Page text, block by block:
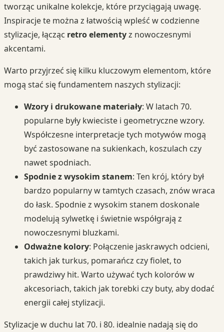
tworząc unikalne kolekcje, które przyciągają uwagę.
Inspiracje te można z łatwością wpleść w codzienne
stylizacje, łącząc retro elementyz nowoczesnymi
akcentami.
Warto przyjrzeć się kilku kluczowym elementom, które
mogą stać się fundamentem naszych stylizacji:
Wzory i drukowane materiały: W latach 70.
popularne były kwieciste i geometryczne wzory.
Współczesne interpretacje tych motywów mogą
być zastosowane na sukienkach, koszulach czy
nawet spodniach.
Spodnie z wysokim stanem: Ten krój, który był
bardzo popularny w tamtych czasach, znów wraca
do łask. Spodnie z wysokim stanem doskonale
modelują sylwetkę i świetnie współgrają z
nowoczesnymi bluzkami.
Odważne kolory: Połączenie jaskrawych odcieni,
takich jak turkus, pomarańcz czy fiolet, to
prawdziwy hit. Warto używać tych kolorów w
akcesoriach, takich jak torebki czy buty, aby dodać
energii całej stylizacji.
Stylizacje w duchu lat 70. i 80. idealnie nadają się do